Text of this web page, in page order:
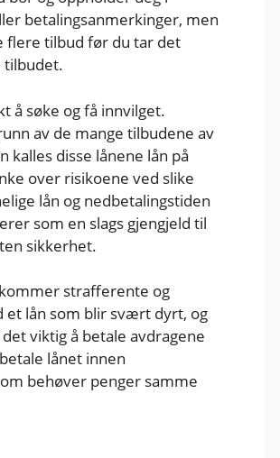
betalingsanmerkinger, men
flere tilbud før du tar det
tilbudet.
å søke og få innvilget.
av de mange tilbudene av
kalles disse lånene lån på
over risikoene ved slike
lån og nedbetalingstiden
som en slags gjengjeld til
sikkerhet.
strafferente og
et lån som blir svært dyrt, og
viktig å betale avdragene
lånet innen
behøver penger samme